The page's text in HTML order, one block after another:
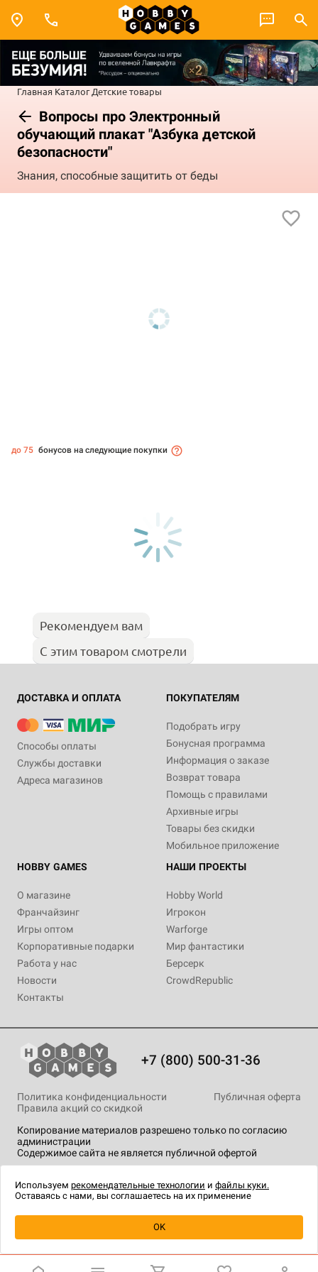
Главная Каталог Детские товары
Вопросы про Электронный
обучающий плакат "Азбука детской
безопасности"
Знания, способные защитить от беды
Купить
до 75 бонусов на следующие покупки
Рекомендуем вам
С этим товаром смотрели
ДОСТАВКА И ОПЛАТА
Способы оплаты
Службы доставки
Адреса магазинов
ПОКУПАТЕЛЯМ
Подобрать игру
Бонусная программа
Информация о заказе
Возврат товара
Помощь с правилами
Архивные игры
Товары без скидки
Мобильное приложение
HOBBY GAMES
О магазине
Франчайзинг
Игры оптом
Корпоративные подарки
Работа у нас
Новости
Контакты
НАШИ ПРОЕКТЫ
Hobby World
Игрокон
Warforge
Мир фантастики
Берсерк
CrowdRepublic
+7 (800) 500-31-36
Копирование материалов разрешено только по согласию
администрации
Содержимое сайта не является публичной офертой
Политика конфиденциальности
Публичная оферта
Правила акций со скидкой
технологии.
Используем рекомендательные технологии и файлы куки.
Оставаясь с нами, вы соглашаетесь на их применение
OK